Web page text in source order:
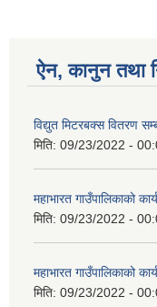
ऐन, कानुन तथा
विद्युत मिटरबक्स वितरण
मिति: 09/23/2022 -
महाभारत गाउँपालिकाको
मिति: 09/23/2022 -
महाभारत गाउँपालिकाको
मिति: 09/23/2022 -